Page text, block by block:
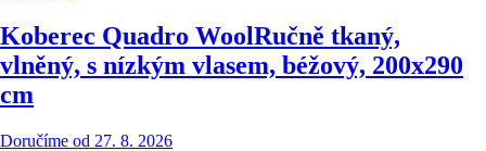
Koberec Quadro WoolRučně tkaný,
vlněný, s nízkým vlasem, béžový, 200x290
cm
Doručíme od 27. 8. 2026